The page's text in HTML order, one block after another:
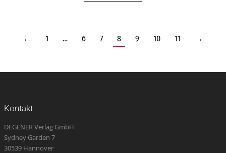
← 1 … 6 7 8 9 10 11 →
Kontakt
DEGENER Verlag GmbH
Sydney Garden 7
30539 Hannover